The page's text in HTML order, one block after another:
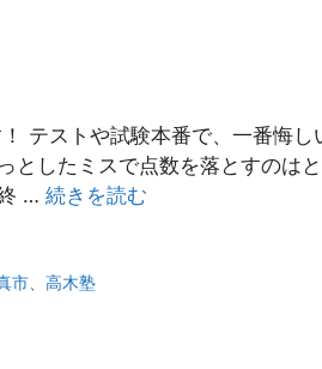
テストや試験本番で、一番悔し
としたミスで点数を落とすのは
… 続きを読む
市、高木塾